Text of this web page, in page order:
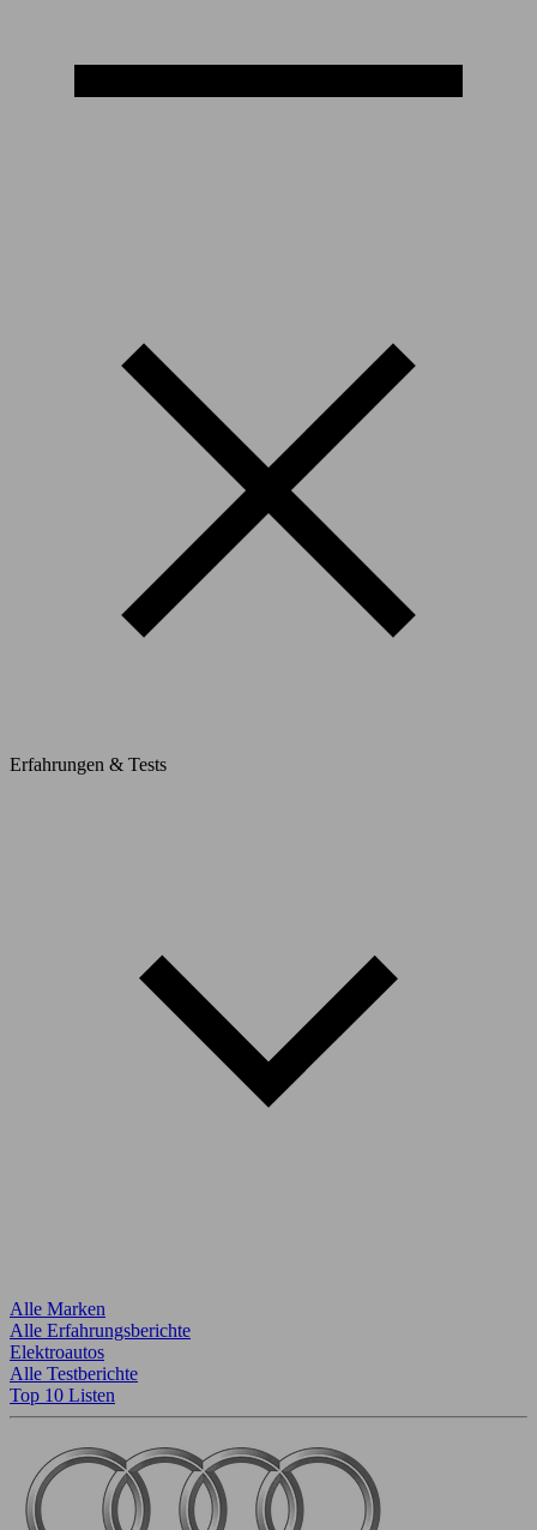
Erfahrungen & Tests
Alle Marken
Alle Erfahrungsberichte
Elektroautos
Alle Testberichte
Top 10 Listen